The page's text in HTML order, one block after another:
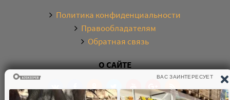
Политика конфиденциальности
Правообладателям
Обратная связь
О САЙТЕ